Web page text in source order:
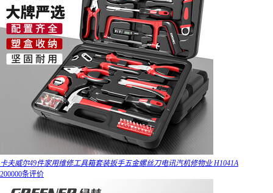
卡夫威尔49件家用维修工具箱套装扳手五金螺丝刀电讯汽机修物业 H1041A
200000条评价